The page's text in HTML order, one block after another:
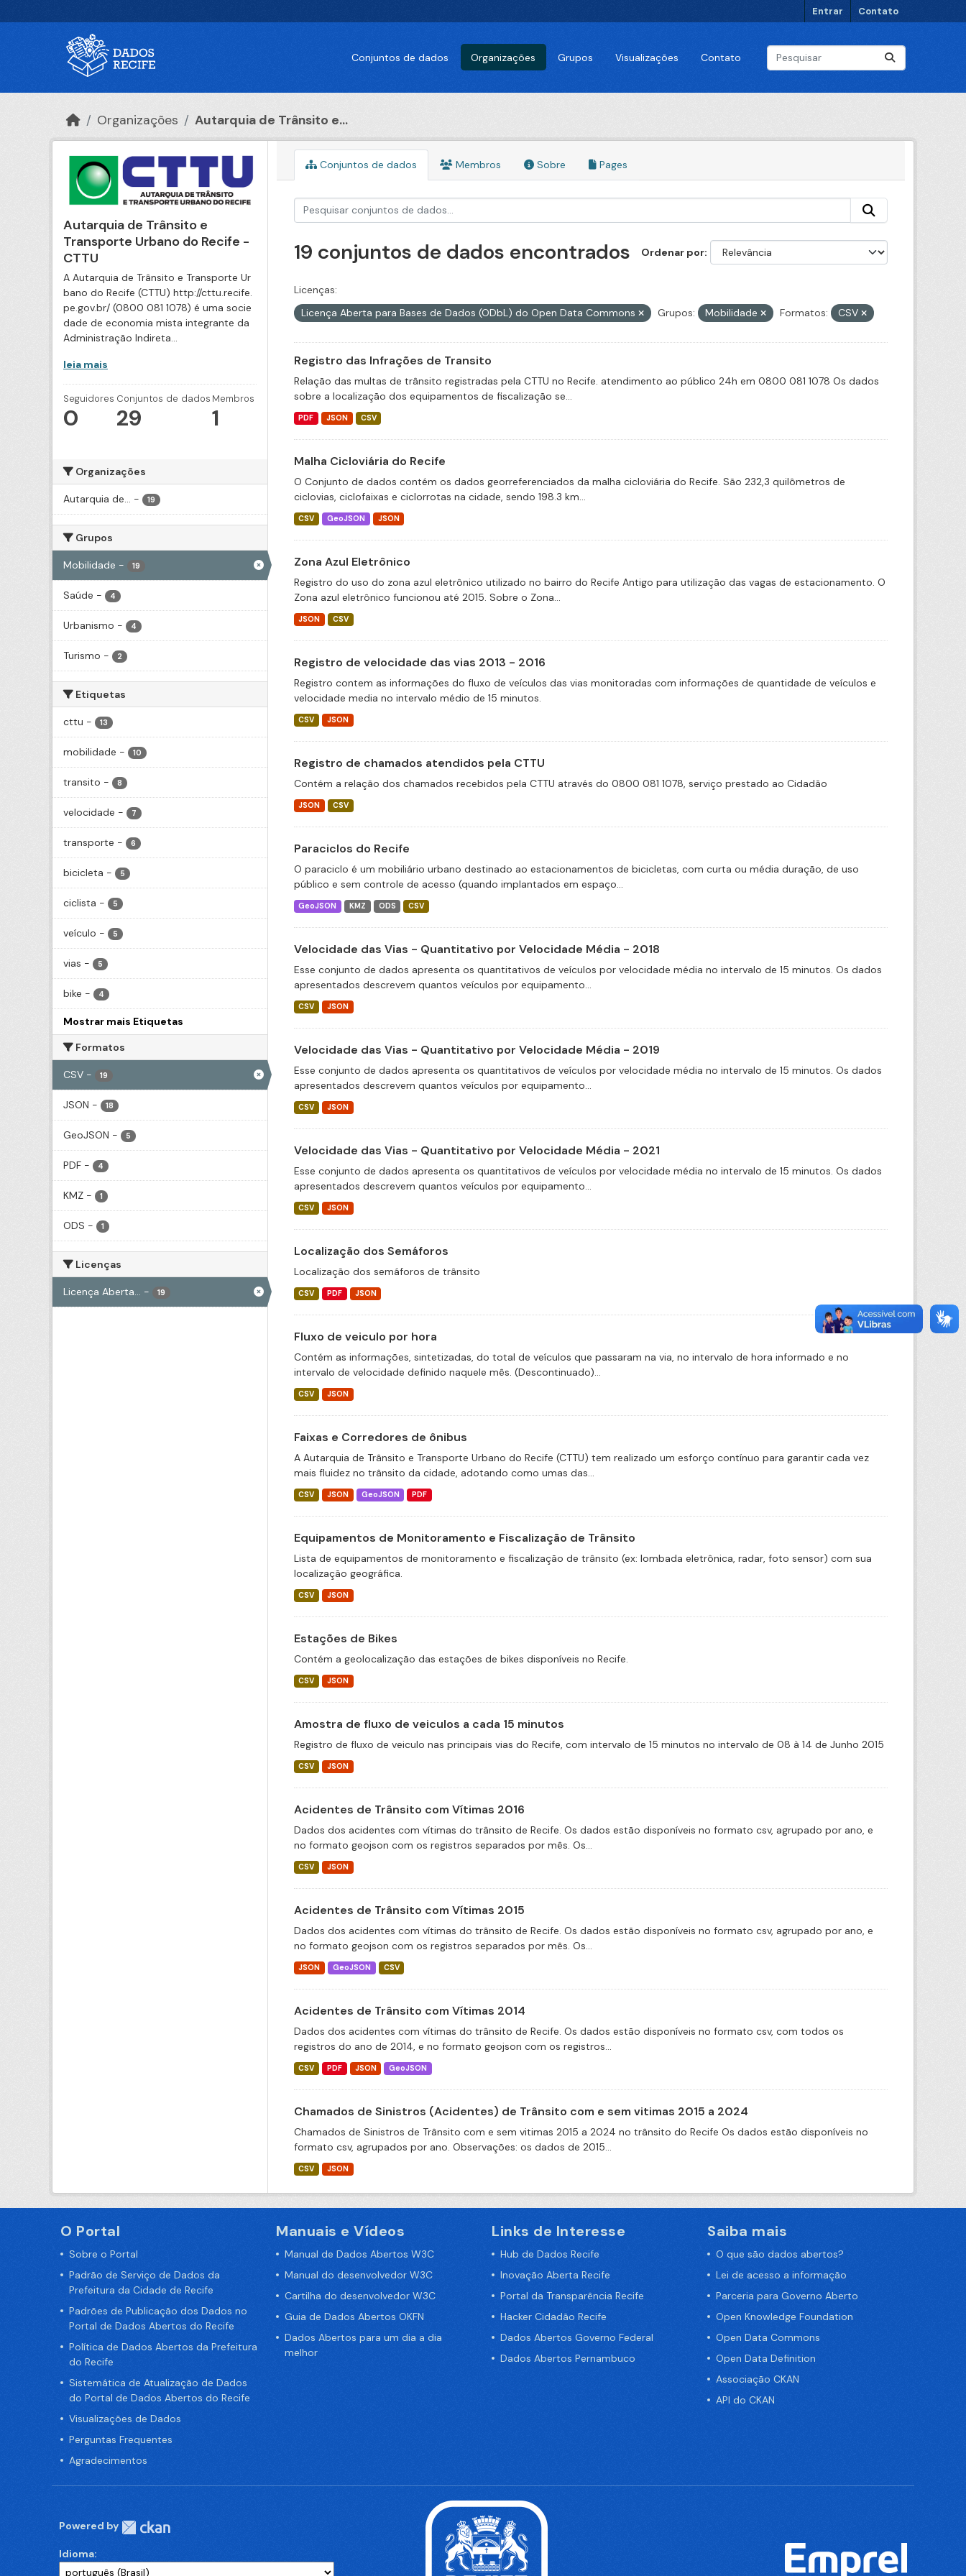
Entrar Contato
Conjuntos de dados Organizações Grupos Visualizações Contato
Organizações Autarquia de Trânsito e...
Autarquia de Trânsito e
Transporte Urbano do Recife -
CTTU
A Autarquia de Trânsito e Transporte Ur
bano do Recife (CTTU) http://cttu.recife.
pe.gov.br/ (0800 081 1078) é uma socie
dade de economia mista integrante da
Administração Indireta...
leia mais
Seguidores
0
Conjuntos de dados
29
Membros
1
Organizações
Autarquia de... - 19
Grupos
Mobilidade - 19
Saúde - 4
Urbanismo - 4
Turismo - 2
Etiquetas
cttu - 13
mobilidade - 10
transito - 8
velocidade - 7
transporte - 6
bicicleta - 5
ciclista - 5
veículo - 5
vias - 5
bike - 4
Mostrar mais Etiquetas
Formatos
CSV - 19
JSON - 18
GeoJSON - 5
PDF - 4
KMZ - 1
ODS - 1
Licenças
Licença Aberta... - 19
Conjuntos de dados Membros Sobre Pages
Ordenar por
19 conjuntos de dados encontrados
Licenças:
Licença Aberta para Bases de Dados (ODbL) do Open Data Commons
Grupos: Mobilidade Formatos: CSV
Registro das Infrações de Transito
Relação das multas de trânsito registradas pela CTTU no Recife. atendimento ao público 24h em 0800 081 1078 Os dados
sobre a localização dos equipamentos de fiscalização se...
PDF JSON CSV
Malha Cicloviária do Recife
O Conjunto de dados contém os dados georreferenciados da malha cicloviária do Recife. São 232,3 quilômetros de
ciclovias, ciclofaixas e ciclorrotas na cidade, sendo 198.3 km...
CSV GeoJSON JSON
Zona Azul Eletrônico
Registro do uso do zona azul eletrônico utilizado no bairro do Recife Antigo para utilização das vagas de estacionamento. O
Zona azul eletrônico funcionou até 2015. Sobre o Zona...
JSON CSV
Registro de velocidade das vias 2013 - 2016
Registro contem as informações do fluxo de veículos das vias monitoradas com informações de quantidade de veículos e
velocidade media no intervalo médio de 15 minutos.
CSV JSON
Registro de chamados atendidos pela CTTU
Contém a relação dos chamados recebidos pela CTTU através do 0800 081 1078, serviço prestado ao Cidadão
JSON CSV
Paraciclos do Recife
O paraciclo é um mobiliário urbano destinado ao estacionamentos de bicicletas, com curta ou média duração, de uso
público e sem controle de acesso (quando implantados em espaço...
GeoJSON KMZ ODS CSV
Velocidade das Vias - Quantitativo por Velocidade Média - 2018
Esse conjunto de dados apresenta os quantitativos de veículos por velocidade média no intervalo de 15 minutos. Os dados
apresentados descrevem quantos veículos por equipamento...
CSV JSON
Velocidade das Vias - Quantitativo por Velocidade Média - 2019
Esse conjunto de dados apresenta os quantitativos de veículos por velocidade média no intervalo de 15 minutos. Os dados
apresentados descrevem quantos veículos por equipamento...
CSV JSON
Velocidade das Vias - Quantitativo por Velocidade Média - 2021
Esse conjunto de dados apresenta os quantitativos de veículos por velocidade média no intervalo de 15 minutos. Os dados
apresentados descrevem quantos veículos por equipamento...
CSV JSON
Localização dos Semáforos
Localização dos semáforos de trânsito
CSV PDF JSON
Fluxo de veiculo por hora
Contém as informações, sintetizadas, do total de veículos que passaram na via, no intervalo de hora informado e no
intervalo de velocidade definido naquele mês. (Descontinuado)...
CSV JSON
Faixas e Corredores de ônibus
A Autarquia de Trânsito e Transporte Urbano do Recife (CTTU) tem realizado um esforço contínuo para garantir cada vez
mais fluidez no trânsito da cidade, adotando como umas das...
CSV JSON GeoJSON PDF
Equipamentos de Monitoramento e Fiscalização de Trânsito
Lista de equipamentos de monitoramento e fiscalização de trânsito (ex: lombada eletrônica, radar, foto sensor) com sua
localização geográfica.
CSV JSON
Estações de Bikes
Contém a geolocalização das estações de bikes disponíveis no Recife.
CSV JSON
Amostra de fluxo de veiculos a cada 15 minutos
Registro de fluxo de veiculo nas principais vias do Recife, com intervalo de 15 minutos no intervalo de 08 à 14 de Junho 2015
CSV JSON
Acidentes de Trânsito com Vítimas 2016
Dados dos acidentes com vítimas do trânsito de Recife. Os dados estão disponíveis no formato csv, agrupado por ano, e
no formato geojson com os registros separados por mês. Os...
CSV JSON
Acidentes de Trânsito com Vítimas 2015
Dados dos acidentes com vítimas do trânsito de Recife. Os dados estão disponíveis no formato csv, agrupado por ano, e
no formato geojson com os registros separados por mês. Os...
JSON GeoJSON CSV
Acidentes de Trânsito com Vítimas 2014
Dados dos acidentes com vítimas do trânsito de Recife. Os dados estão disponíveis no formato csv, com todos os
registros do ano de 2014, e no formato geojson com os registros...
CSV PDF JSON GeoJSON
Chamados de Sinistros (Acidentes) de Trânsito com e sem vitimas 2015 a 2024
Chamados de Sinistros de Trânsito com e sem vitimas 2015 a 2024 no trânsito do Recife Os dados estão disponíveis no
formato csv, agrupados por ano. Observações: os dados de 2015...
CSV JSON
O Portal
Sobre o Portal
Padrão de Serviço de Dados da
Prefeitura da Cidade de Recife
Padrões de Publicação dos Dados no
Portal de Dados Abertos do Recife
Política de Dados Abertos da Prefeitura
do Recife
Sistemática de Atualização de Dados
do Portal de Dados Abertos do Recife
Visualizações de Dados
Perguntas Frequentes
Agradecimentos
Manuais e Vídeos
Manual de Dados Abertos W3C
Manual do desenvolvedor W3C
Cartilha do desenvolvedor W3C
Guia de Dados Abertos OKFN
Dados Abertos para um dia a dia
melhor
Links de Interesse
Hub de Dados Recife
Inovação Aberta Recife
Portal da Transparência Recife
Hacker Cidadão Recife
Dados Abertos Governo Federal
Dados Abertos Pernambuco
Saiba mais
O que são dados abertos?
Lei de acesso a informação
Parceria para Governo Aberto
Open Knowledge Foundation
Open Data Commons
Open Data Definition
Associação CKAN
API do CKAN
Powered by
Idioma